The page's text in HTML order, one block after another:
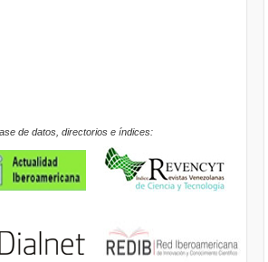
de datos, directorios e índices: